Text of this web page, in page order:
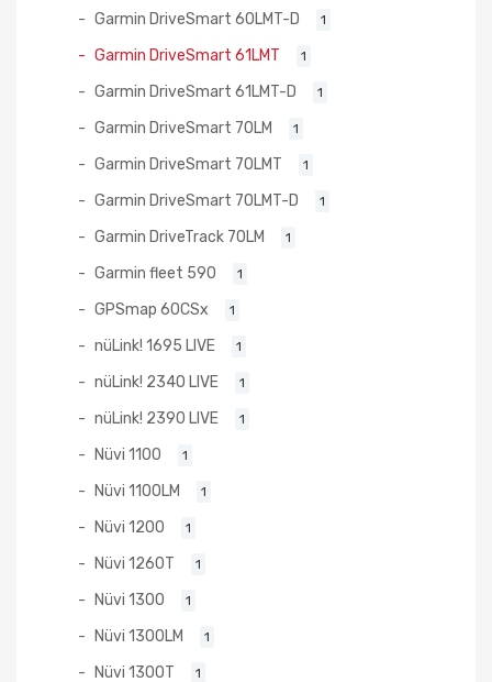
Garmin DriveSmart 60LMT-D 1
Garmin DriveSmart 61LMT 1
Garmin DriveSmart 61LMT-D 1
Garmin DriveSmart 70LM 1
Garmin DriveSmart 70LMT 1
Garmin DriveSmart 70LMT-D 1
Garmin DriveTrack 70LM 1
Garmin fleet 590 1
GPSmap 60CSx 1
nüLink! 1695 LIVE 1
nüLink! 2340 LIVE 1
nüLink! 2390 LIVE 1
Nüvi 1100 1
Nüvi 1100LM 1
Nüvi 1200 1
Nüvi 1260T 1
Nüvi 1300 1
Nüvi 1300LM 1
Nüvi 1300T 1